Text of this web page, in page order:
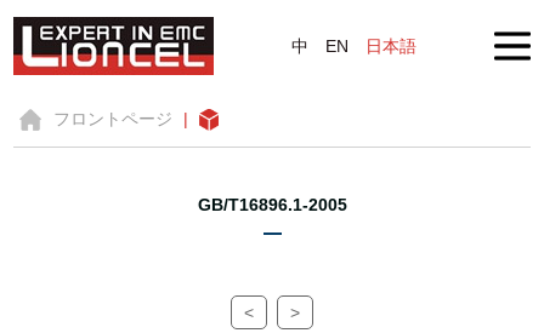
中 EN 日本語
フロントページ |
GB/T16896.1-2005
< >